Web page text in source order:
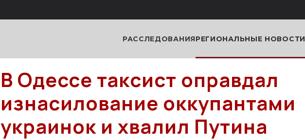
РАССЛЕДОВАНИЯРЕГИОНАЛЬНЫЕ НОВОСТИ
В Одессе таксист оправдал
изнасилование оккупантами
украинок и хвалил Путина